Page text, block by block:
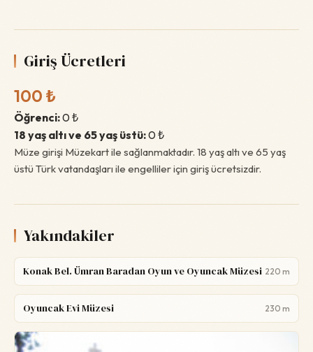
Giriş Ücretleri
100 ₺
Öğrenci:0 ₺
18 yaş altı ve 65 yaş üstü:0 ₺
Müze girişi Müzekart ile sağlanmaktadır. 18 yaş altı ve 65 yaş
üstü Türk vatandaşları ile engelliler için giriş ücretsizdir.
Yakındakiler
Konak Bel. Ümran Baradan Oyun ve Oyuncak Müzesi 220 m
Oyuncak Evi Müzesi 230 m